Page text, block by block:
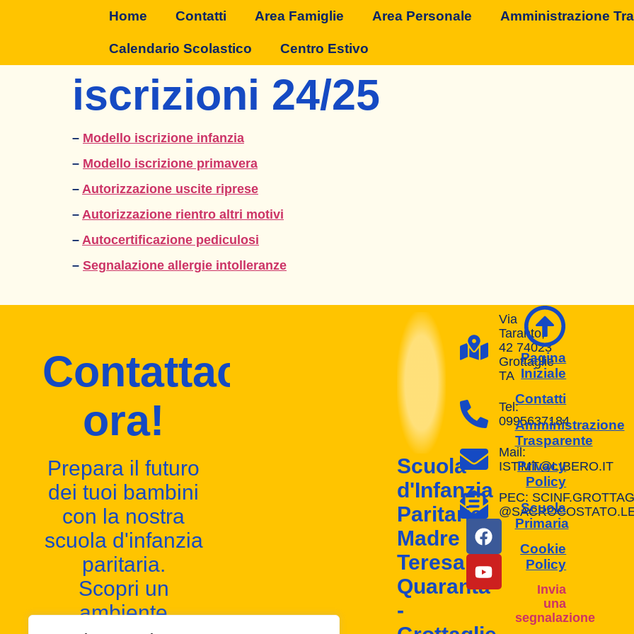
Home Contatti Area Famiglie Area Personale Amministrazione
Calendario Scolastico Centro Estivo
iscrizioni 24/25
– Modello iscrizione infanzia
– Modello iscrizione primavera
– Autorizzazione uscite riprese
– Autorizzazione rientro altri motivi
– Autocertificazione pediculosi
– Segnalazione allergie intolleranze
Contattaci
ora!
Prepara il futuro
dei tuoi bambini
con la nostra
scuola d'infanzia
paritaria.
Scopri un
ambiente
Scuola
d'Infanzia
Paritaria
Madre
Teresa
Quaranta
-
Via
Taranto,
42 74023
Grottaglie
TA
Tel:
0995637184
Mail:
IST.MT@LIBERO.IT
PEC:
Pagina
Iniziale
Contatti
Amministrazione
Trasparente
Privacy
Policy
Scuola
Primaria
Cookie
Policy
Invia
una
segnalazione